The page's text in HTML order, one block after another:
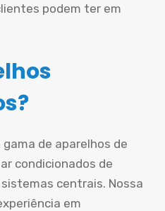
podem ter em
de aparelhos de
condicionados de
centrais. Nossa
em